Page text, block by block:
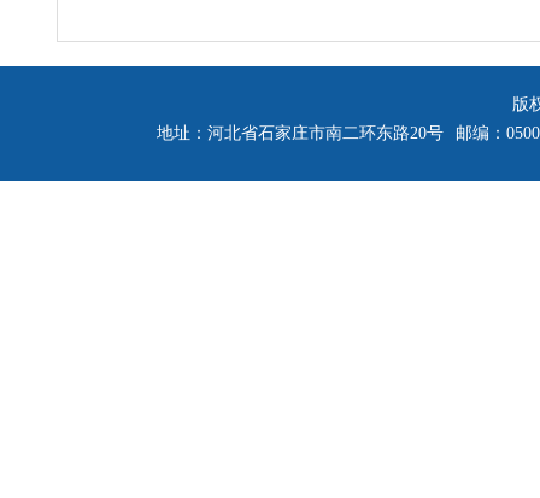
版
地址：河北省石家庄市南二环东路20号
邮编：